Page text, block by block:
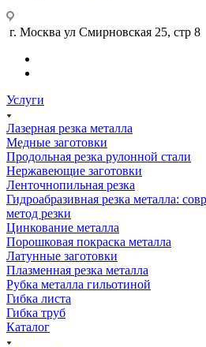
г. Москва ул Смирновская 25, стр 8
Услуги
Лазерная резка металла
Медные заготовки
Продольная резка рулонной стали
Нержавеющие заготовки
Ленточнопильная резка
Гидроабразивная резка металла:
метод резки
Цинкование металла
Порошковая покраска металла
Латунные заготовки
Плазменная резка металла
Рубка металла гильотиной
Гибка листа
Гибка труб
Каталог